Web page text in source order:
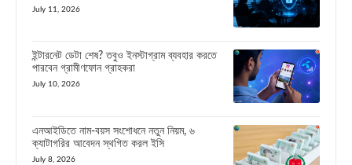
July 11, 2026
ইন্টারনেট ডেটা শেষ? তবুও ইনস্টাগ্রাম ব্যবহার করতে
পারবেন গ্রামীণফোন গ্রাহকরা
July 10, 2026
এনআইডিতে নাম-বয়স সংশোধনে নতুন নিয়ম, ৬
ক্যাটাগরির আবেদন স্থগিত করল ইসি
July 8, 2026